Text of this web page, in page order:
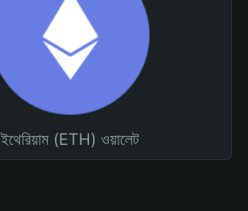
ইথেরিয়াম (ETH) ওয়ালেট